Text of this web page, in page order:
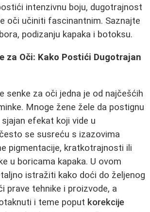
intenzivnu boju, dugotrajnost
oči učiniti fascinantnim. Saznajte
podizanju kapaka i botoksu.
za Oči: Kako Postići Dugotrajan
senke za oči jedna je od najčešćih
Mnoge žene žele da postignu
efekat koji vide u
se susreću s izazovima
pigmentacije, kratkotrajnosti ili
u boricama kapaka. U ovom
istražiti kako doći do željenog
prave tehnike i proizvode, a
i teme poput korekcije